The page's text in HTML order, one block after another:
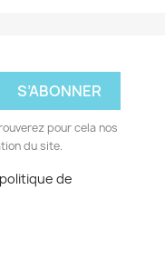
pour cela nos
du site.
de